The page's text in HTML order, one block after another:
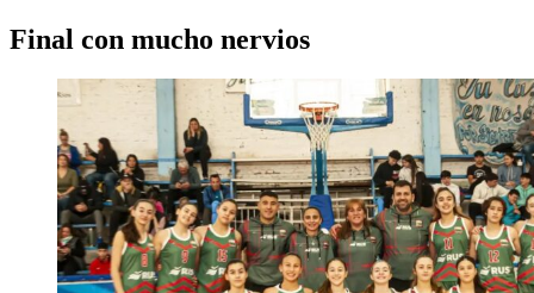
Final con mucho nervios